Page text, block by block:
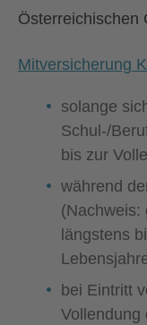
Österreichischen
Mitversicherung
solange
Schul-/
bis zur
während
(Nachweis:
längstens
bei Eintritt
Vollendung